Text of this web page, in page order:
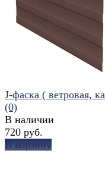
избранное сравнить
J-фаска ( ветровая,
(0)
В наличии
720 руб.
В корзину